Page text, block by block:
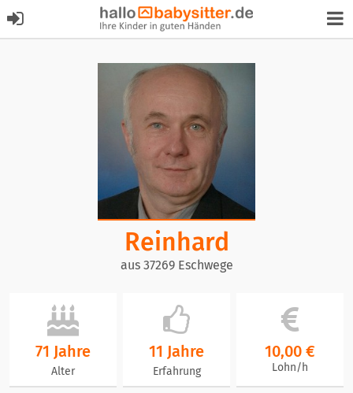
Reinhard
aus 37269 Eschwege
71 Jahre
Alter
11 Jahre
Erfahrung
10,00 €
Lohn/h